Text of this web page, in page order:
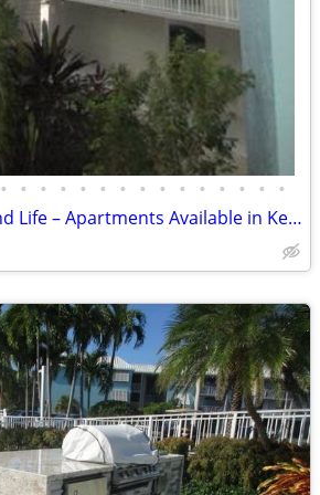
• • • • • • • • • • • • • • •
🌴 New Home, Island Life – Apartments Available in Key West!